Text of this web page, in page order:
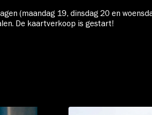
(maandag 19, dinsdag 20 en
De kaartverkoop is gestart!